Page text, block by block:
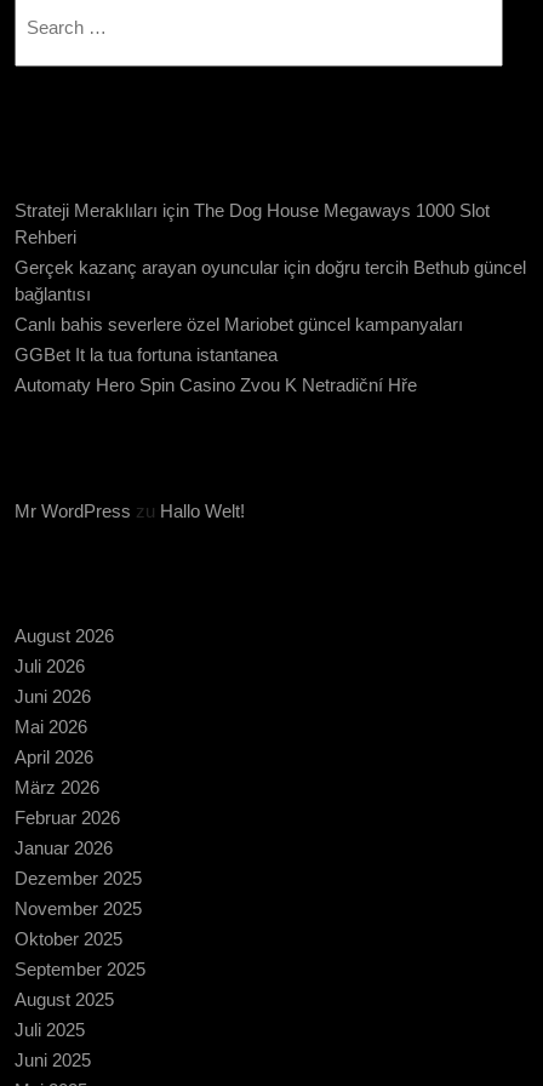
Strateji Meraklıları için The Dog House Megaways 1000 Slot
Rehberi
Gerçek kazanç arayan oyuncular için doğru tercih Bethub güncel
bağlantısı
Canlı bahis severlere özel Mariobet güncel kampanyaları
GGBet It la tua fortuna istantanea
Automaty Hero Spin Casino Zvou K Netradiční Hře
Mr WordPress zu Hallo Welt!
August 2026
Juli 2026
Juni 2026
Mai 2026
April 2026
März 2026
Februar 2026
Januar 2026
Dezember 2025
November 2025
Oktober 2025
September 2025
August 2025
Juli 2025
Juni 2025